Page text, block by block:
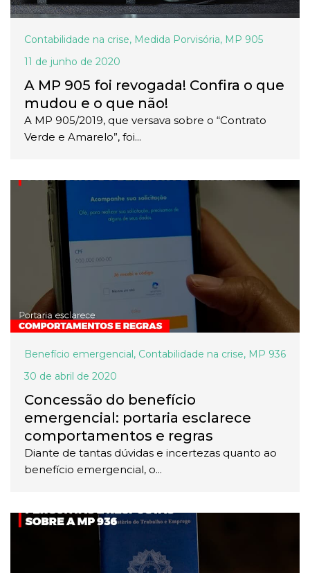
Contabilidade na crise, Medida Porvisória, MP 905
11 de junho de 2020
A MP 905 foi revogada! Confira o que
mudou e o que não!
A MP 905/2019, que versava sobre o “Contrato
Verde e Amarelo”, foi...
Benefício emergencial , Contabilidade na crise, MP 936
30 de abril de 2020
Concessão do benefício
emergencial: portaria esclarece
comportamentos e regras
Diante de tantas dúvidas e incertezas quanto ao
benefício emergencial, o...